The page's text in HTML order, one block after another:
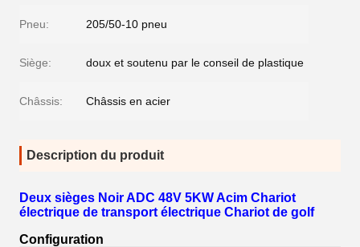
Pneu: 205/50-10 pneu
Siège: doux et soutenu par le conseil de plastique
Châssis: Châssis en acier
Description du produit
Deux sièges Noir ADC 48V 5KW Acim Chariot
électrique de transport électrique Chariot de golf
Configuration